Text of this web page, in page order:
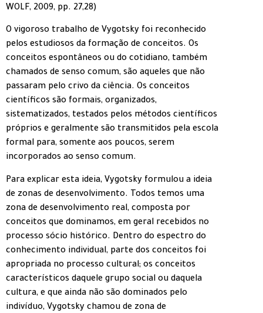
WOLF, 2009, pp. 27,28)
O vigoroso trabalho de Vygotsky foi reconhecido
pelos estudiosos da formação de conceitos. Os
conceitos espontâneos ou do cotidiano, também
chamados de senso comum, são aqueles que não
passaram pelo crivo da ciência. Os conceitos
científicos são formais, organizados,
sistematizados, testados pelos métodos científicos
próprios e geralmente são transmitidos pela escola
formal para, somente aos poucos, serem
incorporados ao senso comum.
Para explicar esta ideia, Vygotsky formulou a ideia
de zonas de desenvolvimento. Todos temos uma
zona de desenvolvimento real, composta por
conceitos que dominamos, em geral recebidos no
processo sócio histórico. Dentro do espectro do
conhecimento individual, parte dos conceitos foi
apropriada no processo cultural; os conceitos
característicos daquele grupo social ou daquela
cultura, e que ainda não são dominados pelo
indivíduo, Vygotsky chamou de zona de